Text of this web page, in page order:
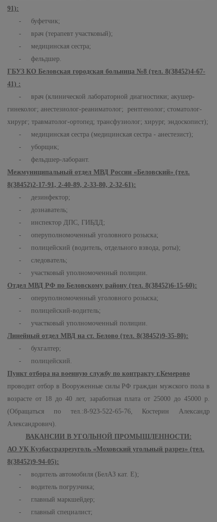
91):
- буфетчик;
- врач (терапевт участковый);
- медицинская сестра;
- фельдшер.
ГБУЗ КО Беловская городская больница №8 (тел. 8(38452)4-67-
41) :
- врач (клинической лабораторной диагностики; акушер-
гинеколог; анестезиолог-реаниматолог; рентгенолог; стоматолог-
хирург; травматолог-ортопед; трансфузиолог; хирург, эндоскопист);
- медицинская сестра (медицинская сестра - анестезист);
- уборщик;
- фельдшер-лаборант.
Межмуниципальный отдел МВД России «Беловский» (тел.
8(38452)2-17-91, 2-40-89, 2-33-80, 2-32-61):
- дезинфектор;
- дознаватель;
- инспектор ДПС, ГИБДД;
- оперуполномоченный уголовного розыска;
- полицейский (водитель, отдельного взвода, роты);
- следователь;
- участковый уполномоченный полиции.
Отдел МВД РФ по Беловскому району (тел. 8(38452)6-15-60):
- оперуполномоченный уголовного розыска;
- полицейский-водитель;
- участковый уполномоченный полиции.
Линейный отдел МВД на ст. Белово (тел. 8(38452)9-35-80):
- бухгалтер;
- полицейский.
Пункт отбора на военную службу по контракту г.Кемерово
проводит отбор в Вооруженные силы РФ граждан мужского пола в
возрасте от 18 до 40 лет, заработная плата от 25000 до 45000 р.
(Обращаться по тел.:8-923-522-65-76, Костерин Александр
Александрович).
ВАКАНСИИ В УГОЛЬНОЙ ПРОМЫШЛЕННОСТИ:
АО УК Кузбассразрезуголь «Моховский угольный разрез» (тел.
8(38452)9-94-05):
- водитель автомобиля (БелАЗ кат. Е);
- водитель погрузчика;
- главный маркшейдер;
- главный специалист;